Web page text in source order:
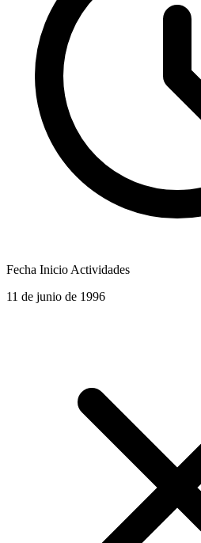
Fecha Inicio Actividades
11 de junio de 1996